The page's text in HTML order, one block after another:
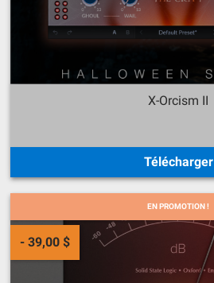
X-Orcism II
Télécharger
EN PROMOTION !
- 39,00 $